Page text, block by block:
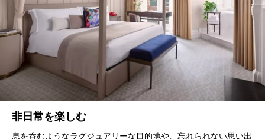
非日常を楽しむ
息を呑むようなラグジュアリーな目的地や、忘れられない思い出